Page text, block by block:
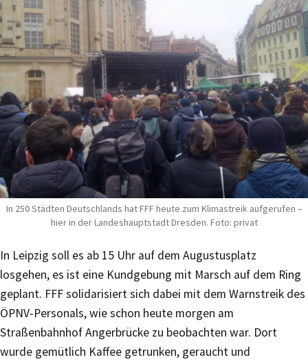
In 250 Städten Deutschlands hat FFF heute zum Klimastreik aufgerufen –
hier in der Landeshauptstadt Dresden. Foto: privat
In Leipzig soll es ab 15 Uhr auf dem Augustusplatz
losgehen, es ist eine Kundgebung mit Marsch auf dem Ring
geplant. FFF solidarisiert sich dabei mit dem Warnstreik des
ÖPNV-Personals, wie schon heute morgen am
Straßenbahnhof Angerbrücke zu beobachten war. Dort
wurde gemütlich Kaffee getrunken, geraucht und